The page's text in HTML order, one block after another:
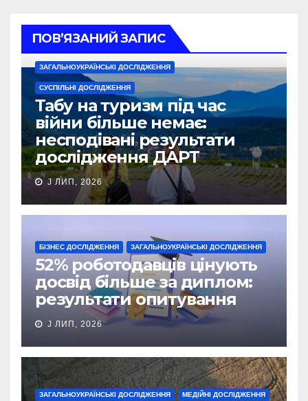
ПОВ’ЯЗАНИЙ ЗАПИС
ЗАГАЛЬНОУКРАЇНСЬКІ ДОСЛІДЖЕННЯ
СУСПІЛЬНІ ДОСЛІДЖЕННЯ
Табу на туризм під час
війни більше немає:
несподівані результати
дослідження ДАРТ
J ЛИП, 2026
БІЗНЕС ДОСЛІДЖЕННЯ ЗАГАЛЬНОУКРАЇНСЬКІ ДОСЛІДЖЕННЯ
52% роботодавців цінують
досвід більше за диплом:
результати опитування
J ЛИП, 2026
ЗАГАЛЬНОУКРАЇНСЬКІ ДОСЛІДЖЕННЯ МЕДІЙНІ ДОСЛІДЖЕННЯ